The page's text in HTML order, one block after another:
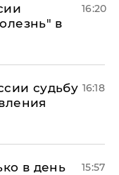
в
16:20
судьбу 16:18
в день
15:57